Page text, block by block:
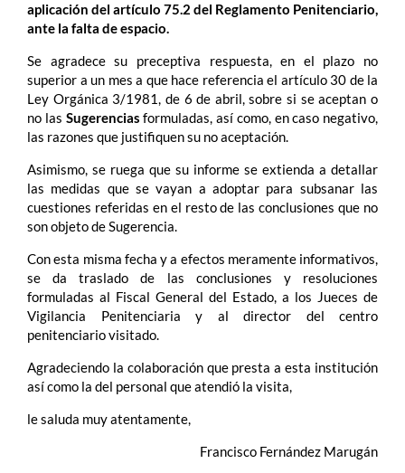
aplicación del artículo 75.2 del Reglamento Penitenciario,
ante la falta de espacio.
Se agradece su preceptiva respuesta, en el plazo no
superior a un mes a que hace referencia el artículo 30 de la
Ley Orgánica 3/1981, de 6 de abril, sobre si se aceptan o
no las Sugerenciasformuladas, así como, en caso negativo,
las razones que justifiquen su no aceptación.
Asimismo, se ruega que su informe se extienda a detallar
las medidas que se vayan a adoptar para subsanar las
cuestiones referidas en el resto de las conclusiones que no
son objeto de Sugerencia.
Con esta misma fecha y a efectos meramente informativos,
se da traslado de las conclusiones y resoluciones
formuladas al Fiscal General del Estado, a los Jueces de
Vigilancia Penitenciaria y al director del centro
penitenciario visitado.
Agradeciendo la colaboración que presta a esta institución
así como la del personal que atendió la visita,
le saluda muy atentamente,
Francisco Fernández Marugán